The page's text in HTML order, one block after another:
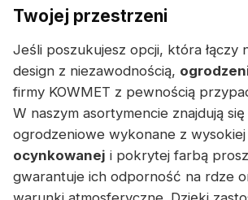
Twojej przestrzeni
Jeśli poszukujesz opcji, która łączy
design z niezawodnością,
firmy KOWMET z pewnością
W naszym asortymencie znajdują
ogrodzeniowe wykonane z
ocynkowanej i pokrytej farbą
gwarantuje ich odporność na rdze